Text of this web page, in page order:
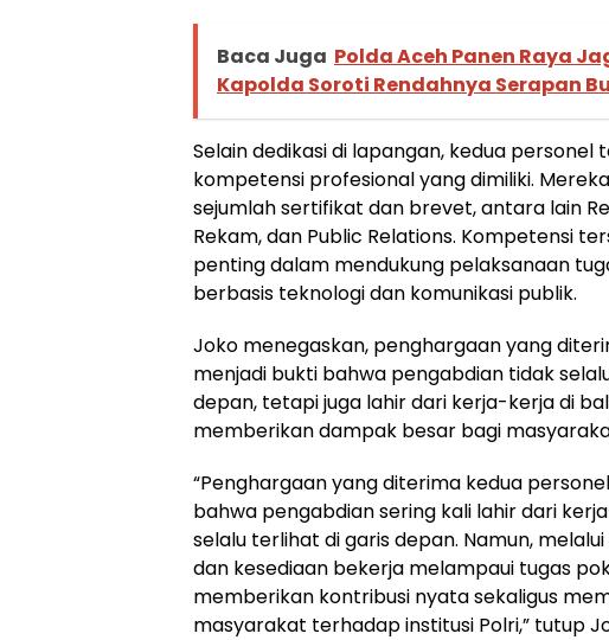
Baca Juga Polda Aceh Panen Raya
Kapolda Soroti Rendahnya Serapan
Selain dedikasi di lapangan, kedua personel
kompetensi profesional yang dimiliki.
sejumlah sertifikat dan brevet, antara lain
Rekam, dan Public Relations. Kompetensi
penting dalam mendukung pelaksanaan
berbasis teknologi dan komunikasi publik.
Joko menegaskan, penghargaan yang
menjadi bukti bahwa pengabdian tidak
depan, tetapi juga lahir dari kerja-kerja di
memberikan dampak besar bagi
“Penghargaan yang diterima kedua
bahwa pengabdian sering kali lahir dari
selalu terlihat di garis depan. Namun,
dan kesediaan bekerja melampaui tugas
memberikan kontribusi nyata sekaligus
masyarakat terhadap institusi Polri,” tutup